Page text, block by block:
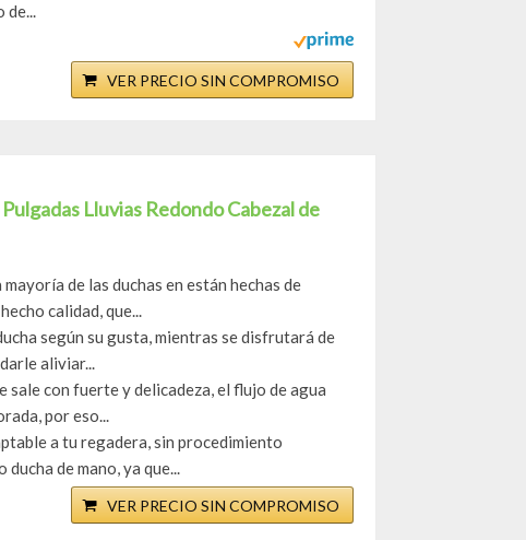
de...
VER PRECIO SIN COMPROMISO
Lluvias Redondo Cabezal de
de las duchas en están hechas de
calidad, que...
según su gusta, mientras se disfrutará de
aliviar...
sale con fuerte y delicadeza, el flujo de agua
por eso...
a tu regadera, sin procedimiento
de mano, ya que...
VER PRECIO SIN COMPROMISO